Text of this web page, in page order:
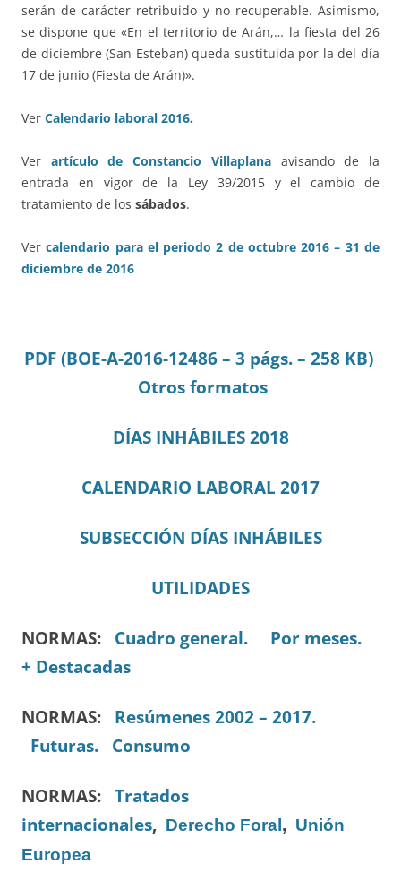
serán de carácter retribuido y no recuperable. Asimismo,
se dispone que «En el territorio de Arán,… la fiesta del 26
de diciembre (San Esteban) queda sustituida por la del día
17 de junio (Fiesta de Arán)».
Ver Calendario laboral 2016.
Ver artículo de Constancio Villaplanaavisando de la
entrada en vigor de la Ley 39/2015 y el cambio de
tratamiento de los sábados.
Vercalendario para el periodo 2 de octubre 2016 – 31 de
diciembre de 2016
PDF (BOE-A-2016-12486 – 3 págs. – 258 KB)
Otros formatos
DÍAS INHÁBILES 2018
CALENDARIO LABORAL 2017
SUBSECCIÓN DÍAS INHÁBILES
UTILIDADES
NORMAS: Cuadro general.
Por meses.
+ Destacadas
NORMAS: Resúmenes 2002 – 2017.
Futuras.
Consumo
NORMAS: Tratados
internacionales, Derecho Foral, Unión
Europea